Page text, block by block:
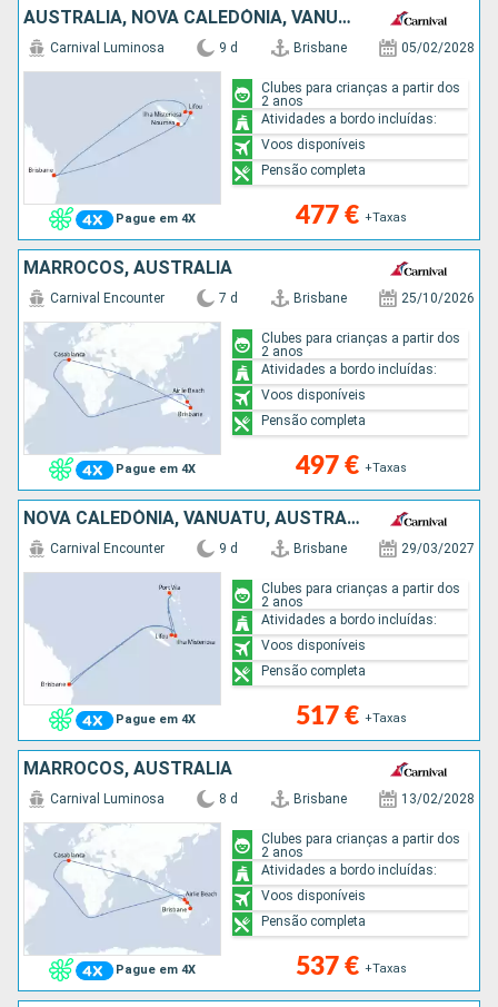
AUSTRALIA, NOVA CALEDÓNIA, VANUATU
Pague em 4X
Carnival Luminosa 9 d Brisbane 05/02/2028
477 € +Taxas
Clubes para crianças a partir dos
2 anos
Atividades a bordo incluídas:
Voos disponíveis
Pensão completa
MARROCOS, AUSTRALIA
Pague em 4X
Carnival Encounter 7 d Brisbane 25/10/2026
497 € +Taxas
Clubes para crianças a partir dos
2 anos
Atividades a bordo incluídas:
Voos disponíveis
Pensão completa
NOVA CALEDÓNIA, VANUATU, AUSTRALIA
Pague em 4X
Carnival Encounter 9 d Brisbane 29/03/2027
517 € +Taxas
Clubes para crianças a partir dos
2 anos
Atividades a bordo incluídas:
Voos disponíveis
Pensão completa
MARROCOS, AUSTRALIA
Pague em 4X
Carnival Luminosa 8 d Brisbane 13/02/2028
537 € +Taxas
Clubes para crianças a partir dos
2 anos
Atividades a bordo incluídas:
Voos disponíveis
Pensão completa